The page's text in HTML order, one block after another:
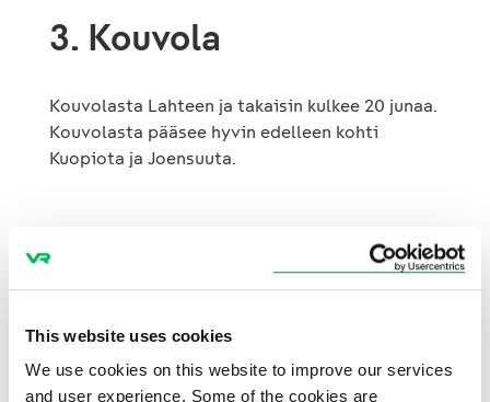
This website uses cookies
We use cookies on this website to improve our services
and user experience. Some of the cookies are
3. Kouvola
Kouvolasta Lahteen ja takaisin kulkee 20 junaa.
Kouvolasta pääsee hyvin edelleen kohti
Kuopiota ja Joensuuta.
Tarkemmat yhteydet,
verkkokauppa ja
lisätietoja:
vr.fi/lahti2017